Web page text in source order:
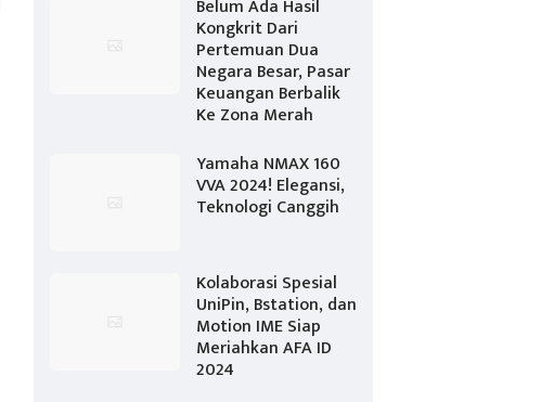
Belum Ada Hasil
Kongkrit Dari
Pertemuan Dua
Negara Besar, Pasar
Keuangan Berbalik
Ke Zona Merah
Yamaha NMAX 160
VVA 2024! Elegansi,
Teknologi Canggih
Kolaborasi Spesial
UniPin, Bstation, dan
Motion IME Siap
Meriahkan AFA ID
2024